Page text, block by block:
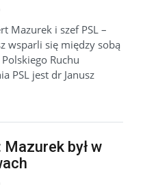
Mazurek i szef PSL –
wsparli się między sobą
Ruchu
PSL jest dr Janusz
był w